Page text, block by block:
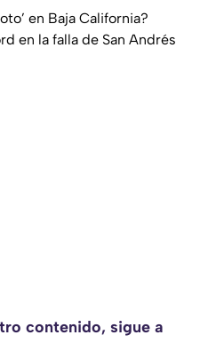
en Baja California?
en la falla de San Andrés
contenido, sigue a